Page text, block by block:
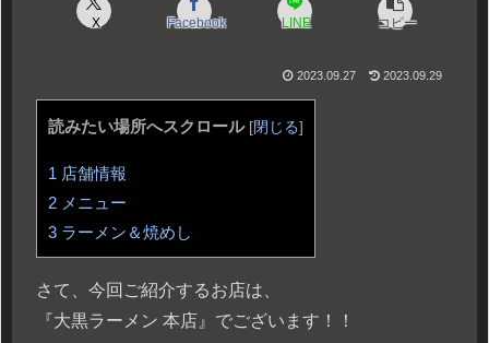
X Facebook LINE コピー
2023.09.27 2023.09.29
読みたい場所へスクロール [閉じる]
1 店舗情報
2 メニュー
3 ラーメン＆焼めし
さて、今回ご紹介するお店は、
『大黒ラーメン 本店』でございます！！